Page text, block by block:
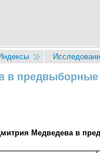
в
Медведева в